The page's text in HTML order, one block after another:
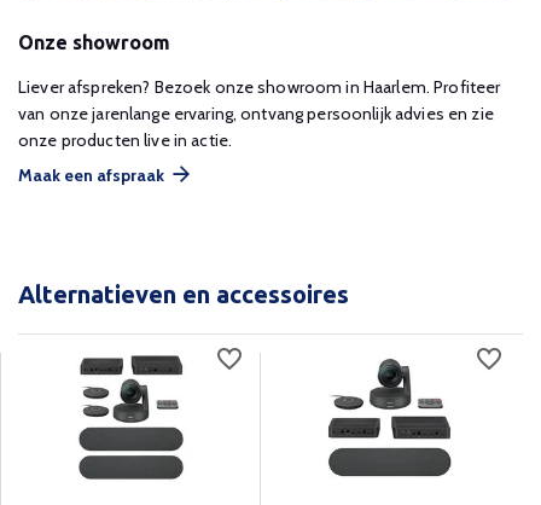
Onze showroom
Liever afspreken? Bezoek onze showroom in Haarlem. Profiteer
van onze jarenlange ervaring, ontvang persoonlijk advies en zie
onze producten live in actie.
Maak een afspraak
Alternatieven en accessoires